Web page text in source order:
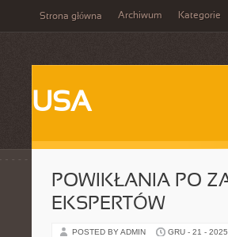
Strona główna Archiwum Kategorie
USA
POWIKŁANIA PO
EKSPERTÓW
POSTED BY ADMIN GRU - 21 - 2025